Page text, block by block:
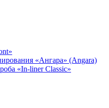
«Ангара» (Angara)
«In-liner Classic»